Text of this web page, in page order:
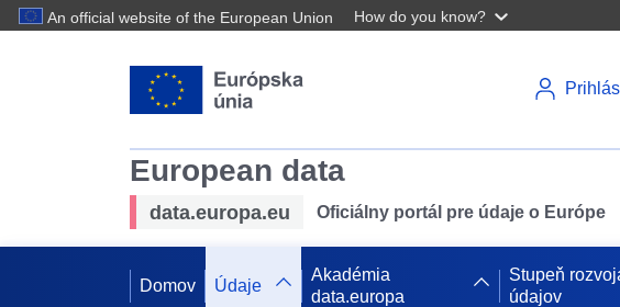
An official website of the European Union How do you know?
European data
data.europa.eu Oficiálny portál pre údaje o Európe
Domov Údaje
Akadémia
data.europa
Stupeň
údajov